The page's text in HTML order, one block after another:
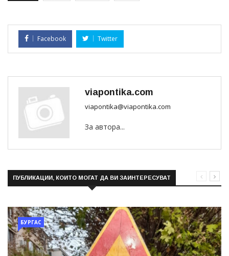
Facebook Twitter
viapontika.com
viapontika@viapontika.com
За автора...
ПУБЛИКАЦИИ, КОИТО МОГАТ ДА ВИ ЗАИНТЕРЕСУВАТ
БУРГАС